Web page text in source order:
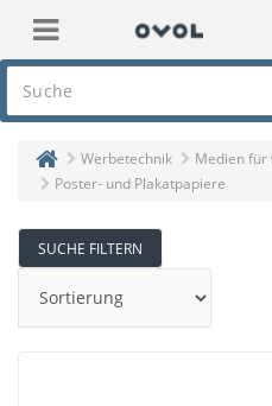
Werbetechnik
Medien für
Poster- und Plakatpapiere
SUCHE FILTERN